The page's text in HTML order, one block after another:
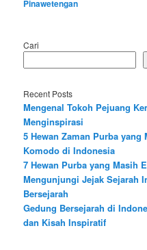
Pinawetengan
Cari
Recent Posts
Mengenal Tokoh Pejuang
Menginspirasi
5 Hewan Zaman Purba
Komodo di Indonesia
7 Hewan Purba yang Masih
Mengunjungi Jejak Sejarah
Bersejarah
Gedung Bersejarah di
dan Kisah Inspiratif